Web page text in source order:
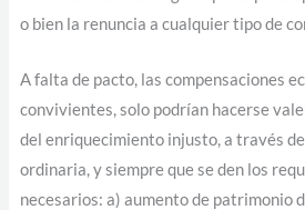
o bien la renuncia a cualquier tipo de
A falta de pacto, las compensaciones
convivientes, solo podrían hacerse
del enriquecimiento injusto, a través
ordinaria, y siempre que se den los
necesarios: a) aumento de patrimonio